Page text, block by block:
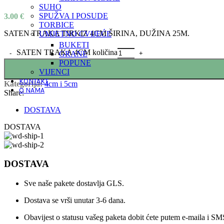
SUHO
SPUŽVA I POSUDE
TORBICE
UMJETNO CVIJEĆE
BUKETI
GRANE
POPUNE
VIJENCI
KONTAKT
O NAMA
3.00 €
SATEN TRAKA TIRKIZ 4CM ŠIRINA, DUŽINA 25M.
SATEN TRAKA 4CM količina
Kategorija: 4cm i 5cm
Share:
DOSTAVA
DOSTAVA
DOSTAVA
Sve naše pakete dostavlja GLS.
Dostava se vrši unutar 3-6 dana.
Obavijest o statusu vašeg paketa dobit ćete putem e-maila i